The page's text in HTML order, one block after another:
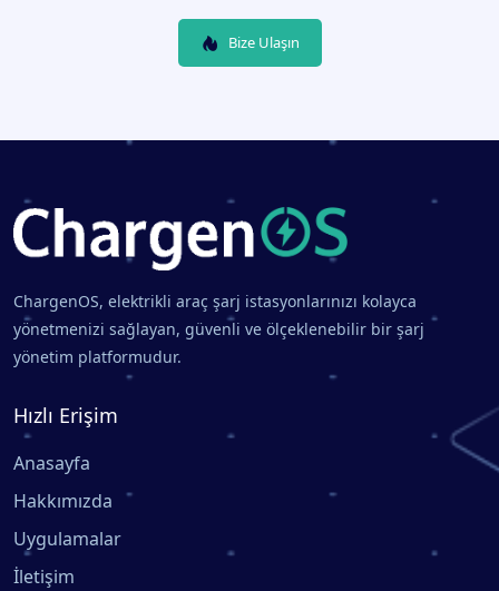
Bize Ulaşın
ChargenOS, elektrikli araç şarj istasyonlarınızı kolayca
yönetmenizi sağlayan, güvenli ve ölçeklenebilir bir şarj
yönetim platformudur.
Hızlı Erişim
Anasayfa
Hakkımızda
Uygulamalar
İletişim